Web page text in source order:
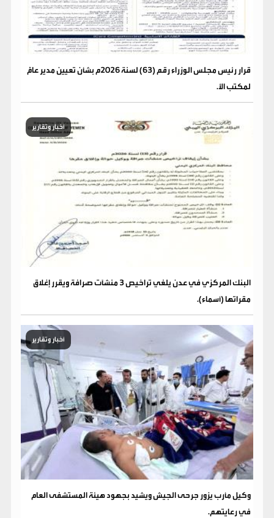
قرار رئيس مجلس الوزراء رقم (63) لسنة 2026م بشأن تعيين مدير عامًّ
لمكتب الأ.
أخبار وتقارير
البنك المركزي في عدن يلغي تراخيص 3 منشآت صرافة ويقرر إغلاق
مقراتها (أسماء).
أخبار وتقارير
وكيل مأرب يزور جرحى الجيش ويشيد بجهود هيئة المستشفى العام
في رعايتهم.